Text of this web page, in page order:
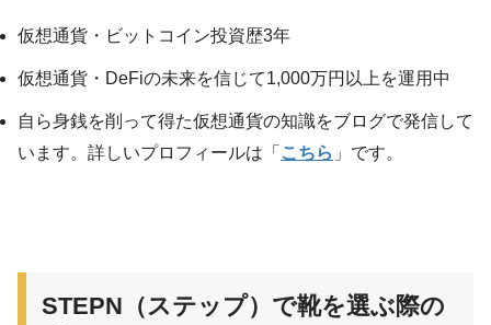
仮想通貨・ビットコイン投資歴3年
仮想通貨・DeFiの未来を信じて1,000万円以上を運用中
自ら身銭を削って得た仮想通貨の知識をブログで発信して
います。詳しいプロフィールは「 こちら 」です。
STEPN（ステップ）で靴を選ぶ際の